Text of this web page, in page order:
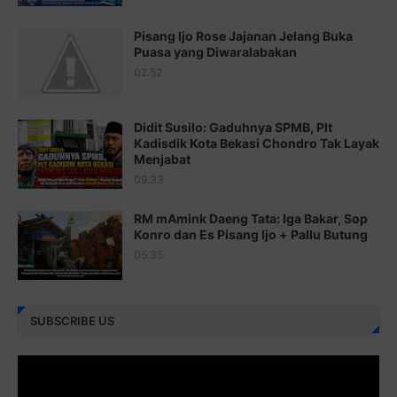
http://j.mp/2bFSq95
http://j.mp/2brI1zc
Juz 22 ⇨http://j.mp/2bFRxNP
Juz 23 ⇨http://j.mp/2brItxm
Juz 25 ⇨http://j.mp/2brImlf
Juz 26 ⇨http://j.mp/2bFRHF2
Pisang Ijo Rose Jajanan Jelang Buka
Puasa yang Diwaralabakan
02.52
Didit Susilo: Gaduhnya SPMB, Plt
Kadisdik Kota Bekasi Chondro Tak Layak
Menjabat
09.33
RM mAmink Daeng Tata: Iga Bakar, Sop
Konro dan Es Pisang Ijo + Pallu Butung
05.35
SUBSCRIBE US